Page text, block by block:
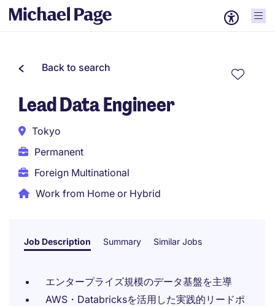
Back to search
Lead Data Engineer
Tokyo
Permanent
Foreign Multinational
Work from Home or Hybrid
Job Description Summary Similar Jobs
エンタープライズ規模のデータ基盤を主導
AWS・Databricksを活用した実践的リードポ